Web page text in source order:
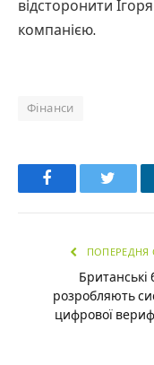
відсторонити
компанією.
Фінанси
Facebook
ПОПЕРЕДНЯ
Британські
розробляють
цифрової